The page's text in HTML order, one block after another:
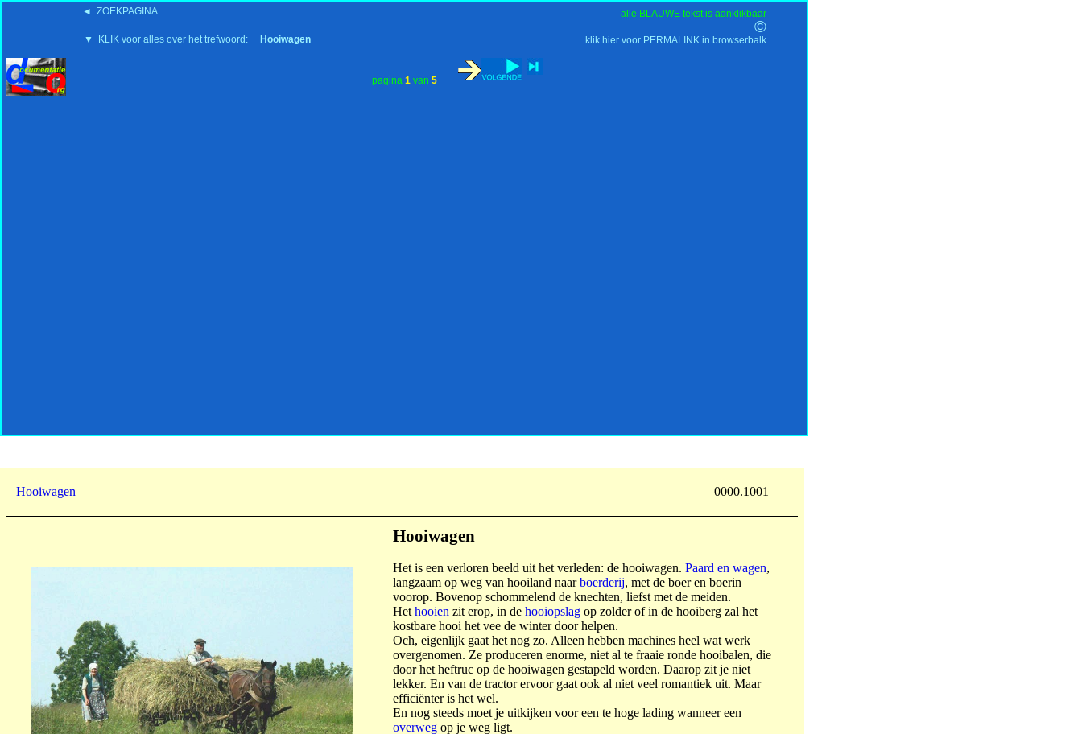
◄ ZOEKPAGINA alle BLAUWE tekst is aanklikbaar
klik hier voor PERMALINK in browserbalk
©
▼ KLIK voor alles over het trefwoord: Hooiwagen
pagina 1 van 5
'15:19 19-2-2008